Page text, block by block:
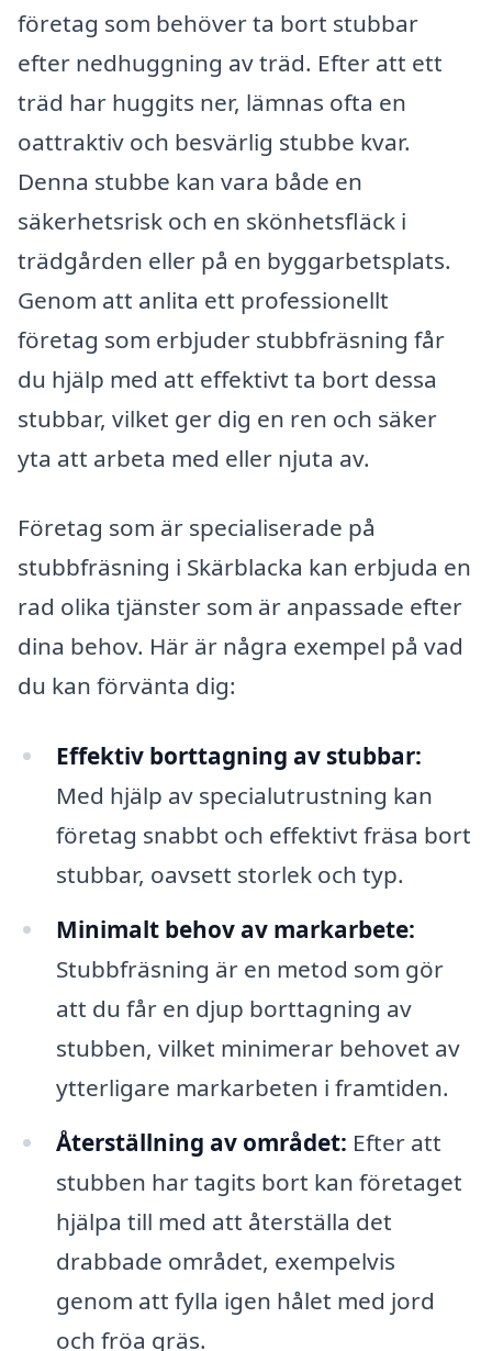
företag som behöver ta bort stubbar
efter nedhuggning av träd. Efter att ett
träd har huggits ner, lämnas ofta en
oattraktiv och besvärlig stubbe kvar.
Denna stubbe kan vara både en
säkerhetsrisk och en skönhetsfläck i
trädgården eller på en byggarbetsplats.
Genom att anlita ett professionellt
företag som erbjuder stubbfräsning får
du hjälp med att effektivt ta bort dessa
stubbar, vilket ger dig en ren och säker
yta att arbeta med eller njuta av.
Företag som är specialiserade på
stubbfräsning i Skärblacka kan erbjuda en
rad olika tjänster som är anpassade efter
dina behov. Här är några exempel på vad
du kan förvänta dig:
Effektiv borttagning av stubbar:
Med hjälp av specialutrustning kan
företag snabbt och effektivt fräsa bort
stubbar, oavsett storlek och typ.
Minimalt behov av markarbete:
Stubbfräsning är en metod som gör
att du får en djup borttagning av
stubben, vilket minimerar behovet av
ytterligare markarbeten i framtiden.
Återställning av området: Efter att
stubben har tagits bort kan företaget
hjälpa till med att återställa det
drabbade området, exempelvis
genom att fylla igen hålet med jord
och fröa gräs.